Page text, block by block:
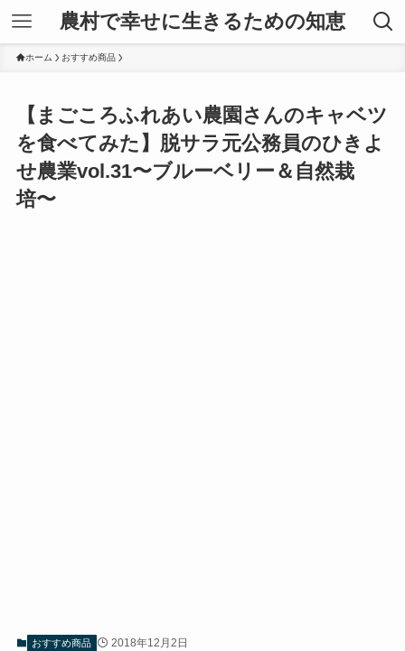
農村で幸せに生きるための知恵
ホーム おすすめ商品
【まごころふれあい農園さんのキャベツ
を食べてみた】脱サラ元公務員のひきよ
せ農業vol.31〜ブルーベリー＆自然栽
培〜
おすすめ商品 2018年12月2日